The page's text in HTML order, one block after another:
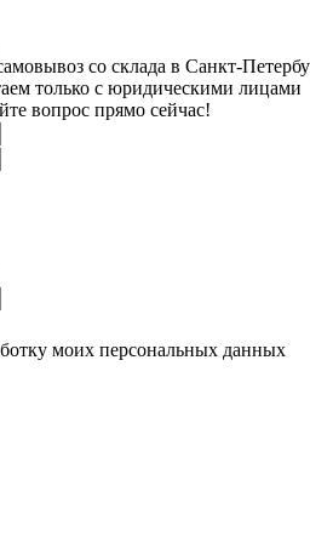
со склада в Санкт-
только с юридическими лицами
вопрос прямо сейчас!
моих персональных данных